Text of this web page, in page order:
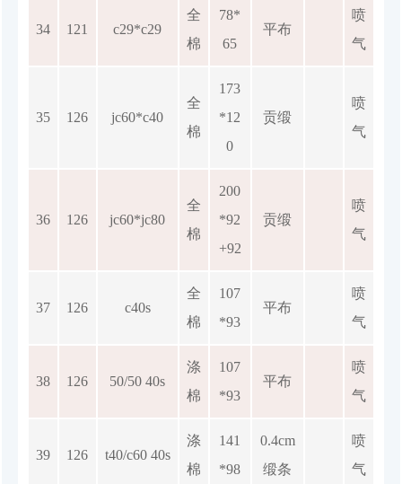
34 121 c29*c29
全
棉
78*
65
平布
喷
气
35 126 jc60*c40
全
棉
173
*12
0
贡缎
喷
气
36 126 jc60*jc80
全
棉
200
*92
+92
贡缎
喷
气
37 126 c40s
全
棉
107
*93
平布
喷
气
38 126 50/50 40s
涤
棉
107
*93
平布
喷
气
39 126 t40/c60 40s
涤
棉
141
*98
0.4cm
缎条
喷
气